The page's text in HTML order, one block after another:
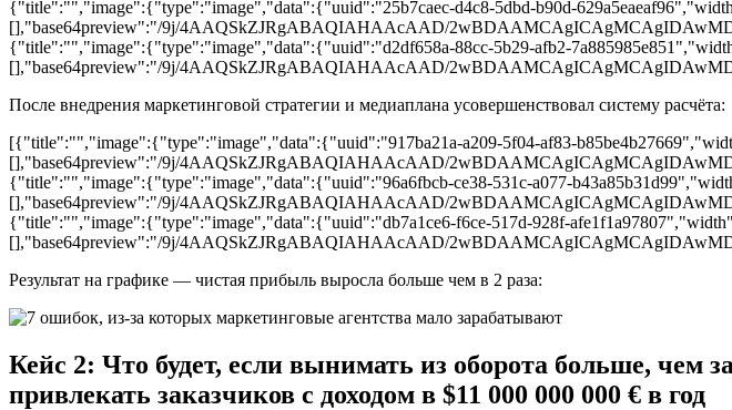
{"title":"","image":{"type":"image","data":{"uuid":"25b7caec-d4c8-5dbd-b90d-
[],"base64preview":"/9j/4AAQSkZJRgABAQIAHAAcAAD/
{"title":"","image":{"type":"image","data":{"uuid":"d2df658a-88cc-5b29-afb2-
[],"base64preview":"/9j/4AAQSkZJRgABAQIAHAAcAAD/
После внедрения маркетинговой стратегии и медиаплана усовершенствовал систему расчёта:
[{"title":"","image":{"type":"image","data":{"uuid":"917ba21a-a209-5f04-af83-
[],"base64preview":"/9j/4AAQSkZJRgABAQIAHAAcAAD/
{"title":"","image":{"type":"image","data":{"uuid":"96a6fbcb-ce38-531c-a077-
[],"base64preview":"/9j/4AAQSkZJRgABAQIAHAAcAAD/
{"title":"","image":{"type":"image","data":{"uuid":"db7a1ce6-f6ce-517d-928f-
[],"base64preview":"/9j/4AAQSkZJRgABAQIAHAAcAAD/
Результат на графике — чистая прибыль выросла больше чем в 2 раза:
Кейс 2: Что будет, если вынимать из оборота больше, чем
привлекать заказчиков с доходом в $11 000 000 000 € в год